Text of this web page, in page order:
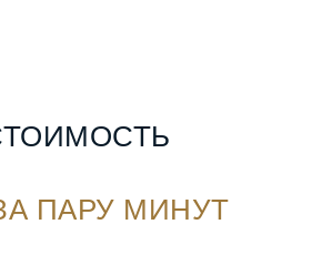
ПАРУ МИНУТ